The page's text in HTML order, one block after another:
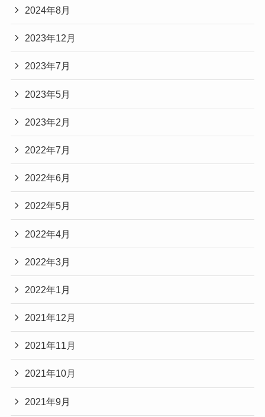
2024年8月
2023年12月
2023年7月
2023年5月
2023年2月
2022年7月
2022年6月
2022年5月
2022年4月
2022年3月
2022年1月
2021年12月
2021年11月
2021年10月
2021年9月